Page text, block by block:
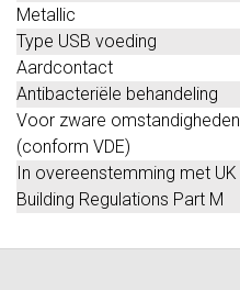
Metallic
Type USB voeding
Aardcontact
Antibacteriële behandeling
Voor zware omstandigheden
(conform VDE)
In overeenstemming met UK
Building Regulations Part M